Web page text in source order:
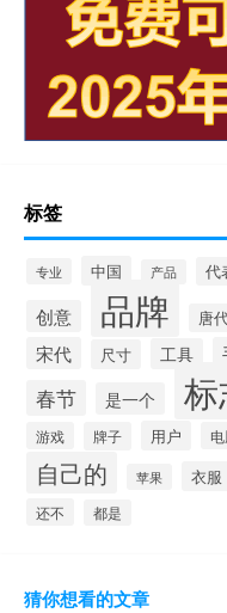
标签
专业 中国 产品 代
创意 品牌 唐
宋代 尺寸 工具
春节 是一个
游戏 牌子 用户
自己的 苹果 衣服
还不 都是
猜你想看的文章